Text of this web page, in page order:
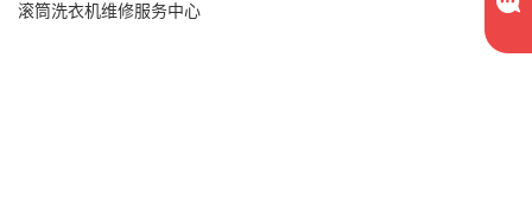
滚筒洗衣机维修服务中心